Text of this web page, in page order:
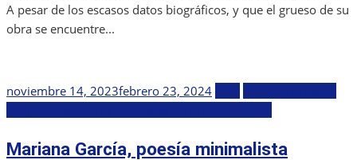
A pesar de los escasos datos biográficos, y que el grueso de su
obra se encuentre...
Publicada
noviembre 14, 2023febrero 23, 2024
Mariana García, poesía minimalista